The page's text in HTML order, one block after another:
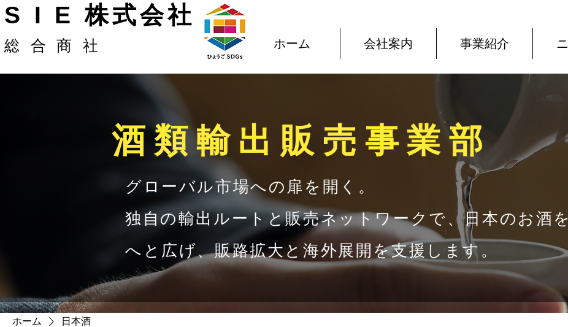
S I E 株式会社
総合商社 ホーム 会社案内 事業紹介
​酒類輸出販売事業部
グローバル市場への扉を開く。
独自の輸出ルートと販売ネットワークで、日本のお酒
へと広げ、販路拡大と海外展開を支援します。
ホーム 日本酒